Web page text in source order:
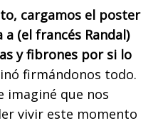
cargamos el poster
(el francés Randal)
y fibrones por si lo
firmándonos todo.
imaginé que nos
vivir este momento